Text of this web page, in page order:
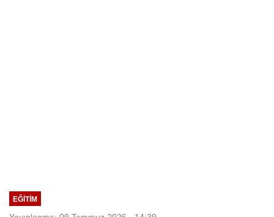
EĞİTİM